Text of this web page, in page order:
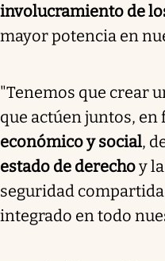
involucramiento de
mayor potencia en
"Tenemos que crear
que actúen juntos, en
económico y social,
estado de derechoy la
seguridad
integrado en todo